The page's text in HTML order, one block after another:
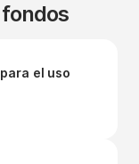
el uso